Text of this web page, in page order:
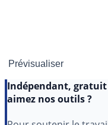
Indépendant, gratuit